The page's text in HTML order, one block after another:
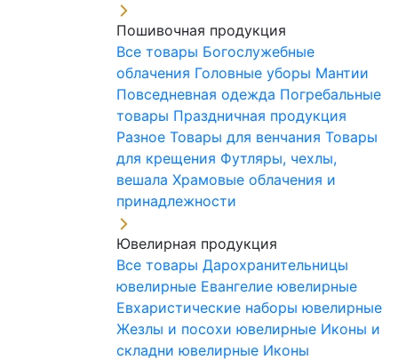
Пошивочная продукция
Все товары Богослужебные
облачения Головные уборы Мантии
Повседневная одежда Погребальные
товары Праздничная продукция
Разное Товары для венчания Товары
для крещения Футляры, чехлы,
вешала Храмовые облачения и
принадлежности
Ювелирная продукция
Все товары Дарохранительницы
ювелирные Евангелие ювелирные
Евхаристические наборы ювелирные
Жезлы и посохи ювелирные Иконы и
складни ювелирные Иконы